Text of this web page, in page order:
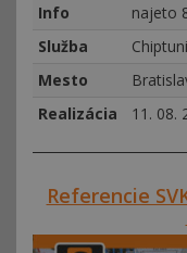
Info
najeto
Služba
Mesto
Realizácia
11. 08.
Referencie